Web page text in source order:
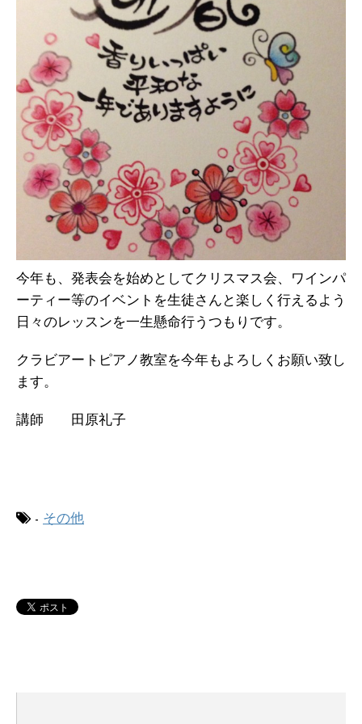
今年も、発表会を始めとしてクリスマス会、ワインパ
ーティー等のイベントを生徒さんと楽しく行えるよう
日々のレッスンを一生懸命行うつもりです。
クラビアートピアノ教室を今年もよろしくお願い致し
ます。
講師 田原礼子
- その他